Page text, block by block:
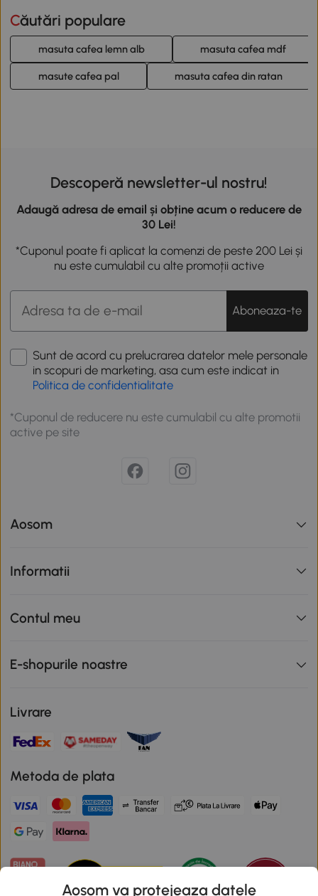
Căutări populare
masuta cafea lemn alb masuta cafea mdf
masute cafea pal masuta cafea din ratan
Descoperă newsletter-ul nostru!
Adaugă adresa de email și obține acum o reducere de
30 Lei!
*Cuponul poate fi aplicat la comenzi de peste 200 Lei și
nu este cumulabil cu alte promoții active
Aboneaza-te
Sunt de acord cu prelucrarea datelor mele personale
in scopuri de marketing, asa cum este indicat in
Politica de confidentialitate
*Cuponul de reducere nu este cumulabil cu alte promotii
active pe site
Aosom
Informatii
Contul meu
E-shopurile noastre
Livrare
Metoda de plata
Aosom va protejeaza datele